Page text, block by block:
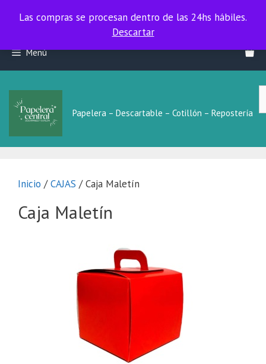
Las compras se procesan dentro de las 24hs hábiles.
Las compras se procesan dentro de las 24hs hábiles.
Descartar
contenido
Menú
Papelera – Descartable – Cotillón – Repostería
Inicio /CAJAS / Caja Maletín
Caja Maletín